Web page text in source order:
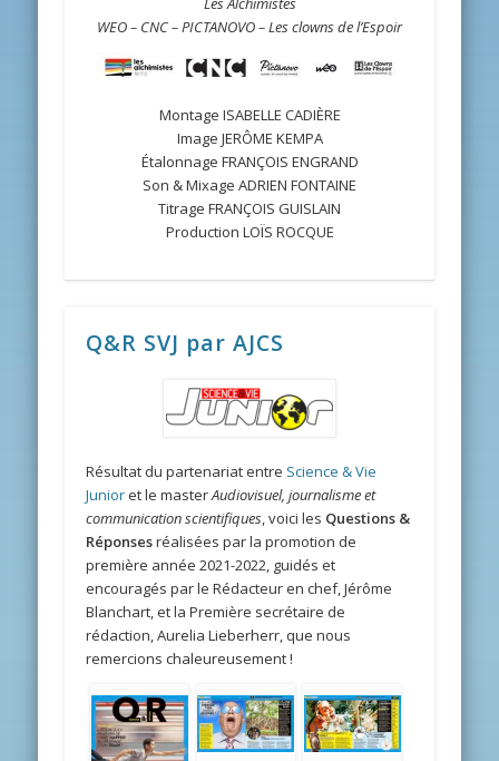
WEO – CNC – PICTANOVO – Les clowns de l’Espoir
Montage ISABELLE CADIÈRE
Image JERÔME KEMPA
Étalonnage FRANÇOIS ENGRAND
Son & Mixage ADRIEN FONTAINE
Titrage FRANÇOIS GUISLAIN
Production LOÏS ROCQUE
Q&R SVJ par AJCS
Résultat du partenariat entre Science & Vie
Junioret le masterAudiovisuel, journalisme et
communication scientifiques, voici les Questions &
Réponsesréalisées par la promotion de
première année 2021-2022, guidés et
encouragés par le Rédacteur en chef, Jérôme
Blanchart, et la Première secrétaire de
rédaction, Aurelia Lieberherr, que nous
remercions chaleureusement !